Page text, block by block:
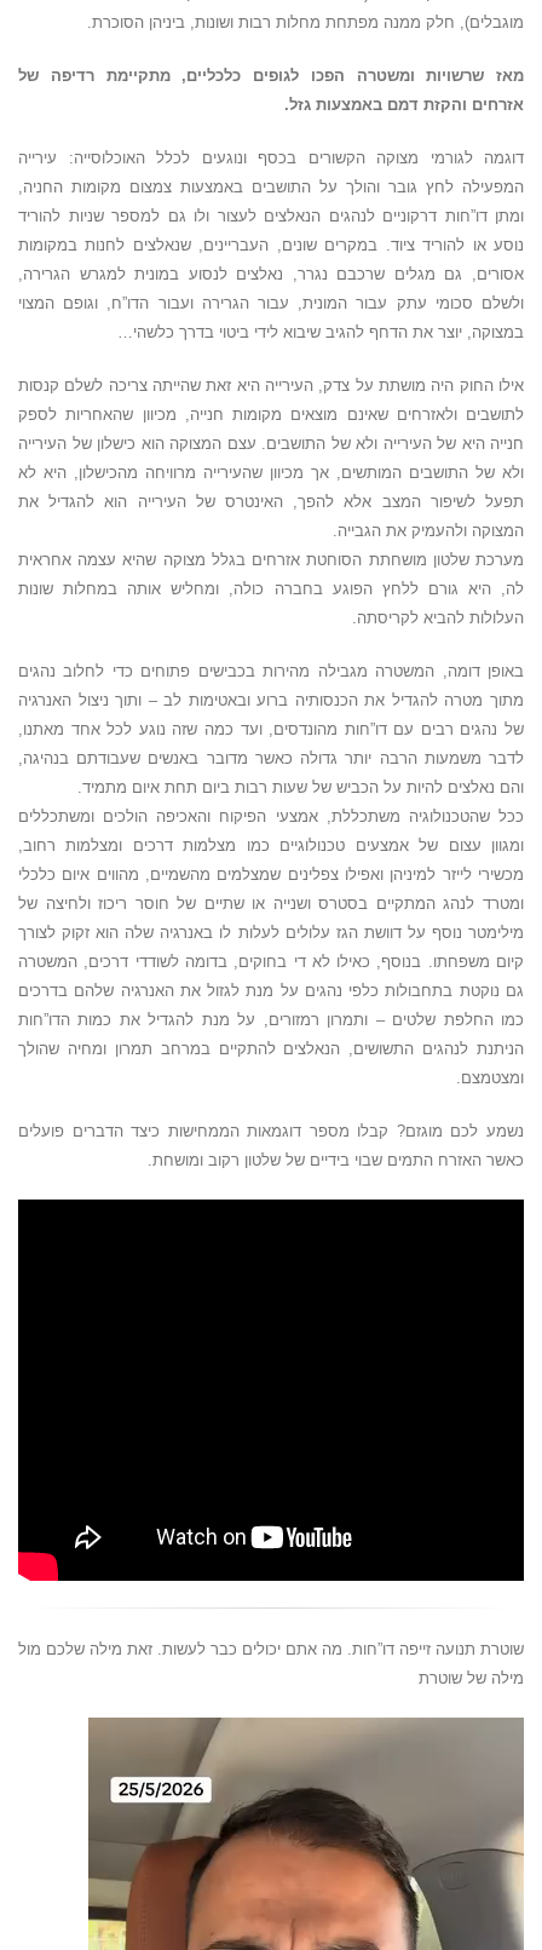
מוגבלים), חלק ממנה מפתחת מחלות רבות ושונות, ביניהן הסוכרת.
מאז שרשויות ומשטרה הפכו לגופים כלכליים, מתקיימת רדיפה של
אזרחים והקזת דמם באמצעות גזל.
דוגמה לגורמי מצוקה הקשורים בכסף ונוגעים לכלל האוכלוסייה: עירייה
המפעילה לחץ גובר והולך על התושבים באמצעות צמצום מקומות החניה,
ומתן דו”חות דרקוניים לנהגים הנאלצים לעצור ולו גם למספר שניות להוריד
נוסע או להוריד ציוד. במקרים שונים, העבריינים, שנאלצים לחנות במקומות
אסורים, גם מגלים שרכבם נגרר, נאלצים לנסוע במונית למגרש הגרירה,
ולשלם סכומי עתק עבור המונית, עבור הגרירה ועבור הדו”ח, וגופם המצוי
במצוקה, יוצר את הדחף להגיב שיבוא לידי ביטוי בדרך כלשהי…
אילו החוק היה מושתת על צדק, העירייה היא זאת שהייתה צריכה לשלם קנסות
לתושבים ולאזרחים שאינם מוצאים מקומות חנייה, מכיוון שהאחריות לספק
חנייה היא של העירייה ולא של התושבים. עצם המצוקה הוא כישלון של העירייה
ולא של התושבים המותשים, אך מכיוון שהעירייה מרוויחה מהכישלון, היא לא
תפעל לשיפור המצב אלא להפך, האינטרס של העירייה הוא להגדיל את
המצוקה ולהעמיק את הגבייה.
מערכת שלטון מושחתת הסוחטת אזרחים בגלל מצוקה שהיא עצמה אחראית
לה, היא גורם ללחץ הפוגע בחברה כולה, ומחליש אותה במחלות שונות
העלולות להביא לקריסתה.
באופן דומה, המשטרה מגבילה מהירות בכבישים פתוחים כדי לחלוב נהגים
מתוך מטרה להגדיל את הכנסותיה ברוע ובאטימות לב – ותוך ניצול האנרגיה
של נהגים רבים עם דו”חות מהונדסים, ועד כמה שזה נוגע לכל אחד מאתנו,
לדבר משמעות הרבה יותר גדולה כאשר מדובר באנשים שעבודתם בנהיגה,
והם נאלצים להיות על הכביש של שעות רבות ביום תחת איום מתמיד.
ככל שהטכנולוגיה משתכללת, אמצעי הפיקוח והאכיפה הולכים ומשתכללים
ומגוון עצום של אמצעים טכנולוגיים כמו מצלמות דרכים ומצלמות רחוב,
מכשירי לייזר למיניהן ואפילו צפלינים שמצלמים מהשמיים, מהווים איום כלכלי
ומטרד לנהג המתקיים בסטרס ושנייה או שתיים של חוסר ריכוז ולחיצה של
מילימטר נוסף על דוושת הגז עלולים לעלות לו באנרגיה שלה הוא זקוק לצורך
קיום משפחתו. בנוסף, כאילו לא די בחוקים, בדומה לשודדי דרכים, המשטרה
גם נוקטת בתחבולות כלפי נהגים על מנת לגזול את האנרגיה שלהם בדרכים
כמו החלפת שלטים – ותמרון רמזורים, על מנת להגדיל את כמות הדו”חות
הניתנת לנהגים התשושים, הנאלצים להתקיים במרחב תמרון ומחיה שהולך
ומצטמצם.
נשמע לכם מוגזם? קבלו מספר דוגמאות הממחישות כיצד הדברים פועלים
כאשר האזרח התמים שבוי בידיים של שלטון רקוב ומושחת.
שוטרת תנועה זייפה דו”חות. מה אתם יכולים כבר לעשות. זאת מילה שלכם מול
מילה של שוטרת